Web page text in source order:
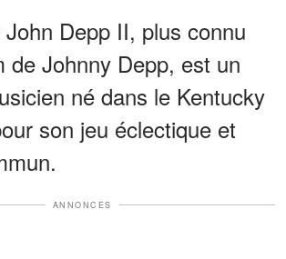
Depp II, plus connu
de Johnny Depp, est un
né dans le Kentucky
son jeu éclectique et
ANNONCES